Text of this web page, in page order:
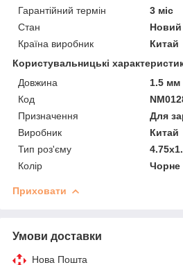
Гарантійний термін
3 міс
Стан
Новий
Країна виробник
Китай
Користувальницькі
Довжина
1.5 мм
Код
Призначення
Для
Виробник
Китай
Тип роз'єму
Колір
Чорне
Приховати
Умови доставки
Нова Пошта